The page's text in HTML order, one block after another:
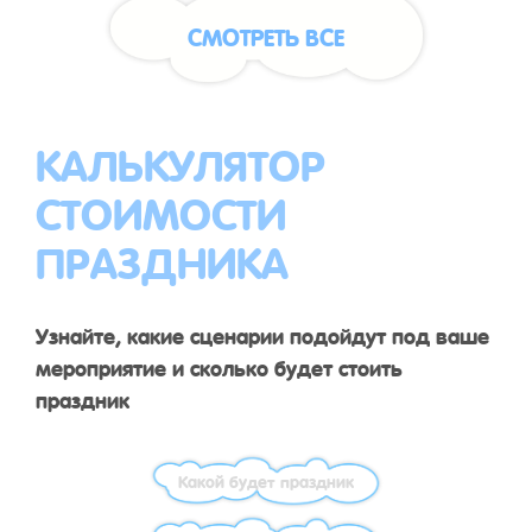
СМОТРЕТЬ ВСЕ
КАЛЬКУЛЯТОР
СТОИМОСТИ
ПРАЗДНИКА
Узнайте, какие сценарии подойдут под ваше
мероприятие и сколько будет стоить
праздник